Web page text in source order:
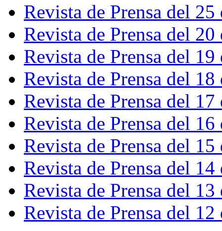
Revista de Prensa del
Revista de Prensa del
Revista de Prensa del
Revista de Prensa del
Revista de Prensa del
Revista de Prensa del
Revista de Prensa del
Revista de Prensa del
Revista de Prensa del
Revista de Prensa del